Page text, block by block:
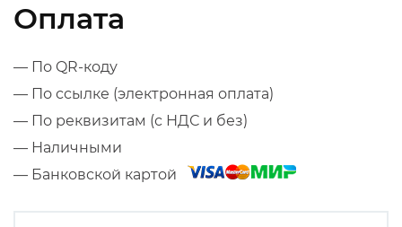
Оплата
— По QR-коду
— По ссылке (электронная оплата)
— По реквизитам (с НДС и без)
— Наличными
— Банковской картой